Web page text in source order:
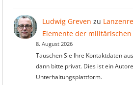
Ludwig Greven zu
Elemente der
8. August 2026
Tauschen Sie Ihre Kontaktdaten
dann bitte privat. Dies ist ein
Unterhaltungsplattform.